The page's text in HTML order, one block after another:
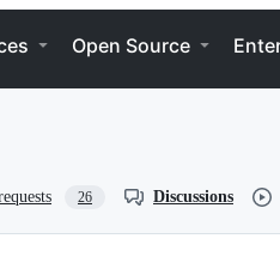
Open Source
26 Discussions